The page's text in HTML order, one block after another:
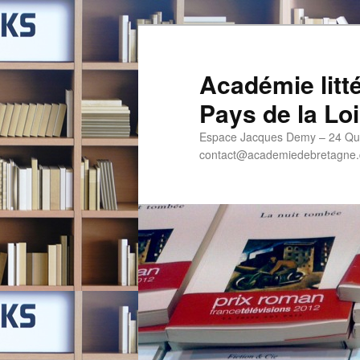
Aller
contenu
principal
Académie
Pays de la
Espace Jacques Demy – 24